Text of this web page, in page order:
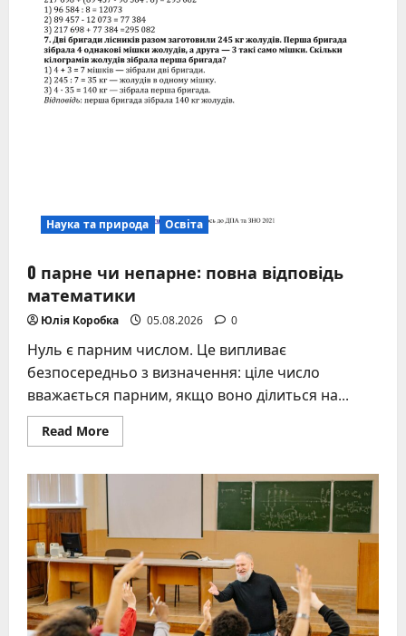
Наука та природа Освіта
0 парне чи непарне: повна відповідь
математики
Юлія Коробка 05.08.2026 0
Нуль є парним числом. Це випливає
безпосередньо з визначення: ціле число
вважається парним, якщо воно ділиться на...
Read MoreRead
more
непарне:
повна
відповідь
математики